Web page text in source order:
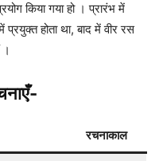
किया गया हो । प्रारंभ में
होता था, बाद में वीर रस
रचनाकाल